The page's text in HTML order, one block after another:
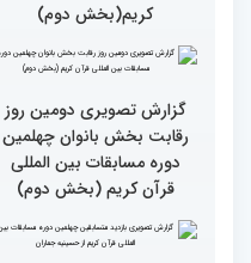
گزارش تصویری سومین روز
چهلمین دوره مسابقات
بین‌المللی قرآن کریم(بخش
دوم)